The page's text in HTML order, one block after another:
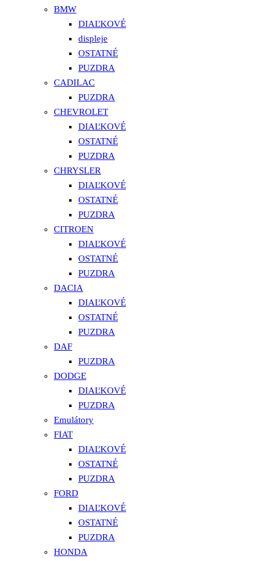
BMW
DIAĽKOVÉ
displeje
OSTATNÉ
PUZDRA
CADILAC
PUZDRA
CHEVROLET
DIAĽKOVÉ
OSTATNÉ
PUZDRA
CHRYSLER
DIAĽKOVÉ
OSTATNÉ
PUZDRA
CITROEN
DIAĽKOVÉ
OSTATNÉ
PUZDRA
DACIA
DIAĽKOVÉ
OSTATNÉ
PUZDRA
DAF
PUZDRA
DODGE
DIAĽKOVÉ
PUZDRA
Emulátory
FIAT
DIAĽKOVÉ
OSTATNÉ
PUZDRA
FORD
DIAĽKOVÉ
OSTATNÉ
PUZDRA
HONDA